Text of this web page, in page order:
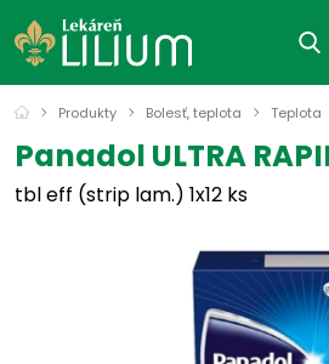
Produkty Bolesť, teplota Teplota
Panadol ULTRA
tbl eff (strip lam.) 1x12 ks